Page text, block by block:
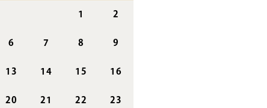
1 2
6 7 8 9
13 14 15 16
20 21 22 23